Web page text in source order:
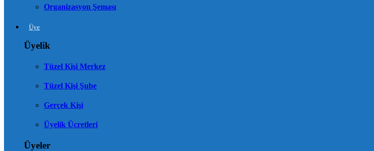
Organizasyon Şeması
Üye
Üyelik
Tüzel Kişi Merkez
Tüzel Kişi Şube
Gerçek Kişi
Üyelik Ücretleri
Üyeler